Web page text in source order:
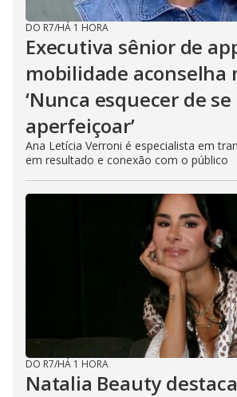
DO R7/HÁ 1 HORA
Executiva sênior de
mobilidade aconselha
‘Nunca esquecer de se
aperfeiçoar’
Ana Letícia Verroni é especialista em
em resultado e conexão com o público
DO R7/HÁ 1 HORA
Natalia Beauty destaca